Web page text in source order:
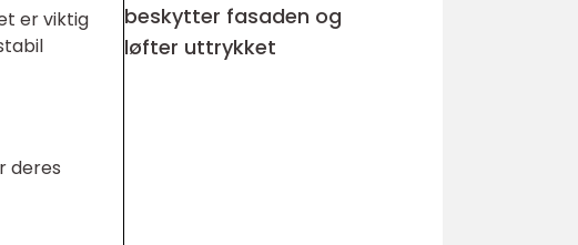
er viktig
deres
beskytter fasaden og
løfter uttrykket